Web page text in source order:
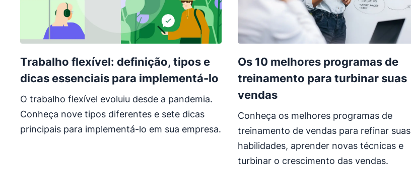
Trabalho flexível: definição, tipos e
dicas essenciais para implementá-lo
O trabalho flexível evoluiu desde a pandemia.
Conheça nove tipos diferentes e sete dicas
principais para implementá-lo em sua empresa.
Os 10 melhores programas de
treinamento para turbinar suas
vendas
Conheça os melhores programas de
treinamento de vendas para refinar suas
habilidades, aprender novas técnicas e
turbinar o crescimento das vendas.